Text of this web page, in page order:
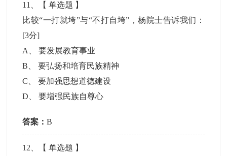
11 、【单选题 】
比较“一打就垮”与“不打自垮”，杨院士告诉我们：
[3分]
A
、要发展教育事业
B 、要弘扬和培育民族精神
C 、要加强思想道德建设
D 、要增强民族自尊心
答案：B
12 、【单选题 】